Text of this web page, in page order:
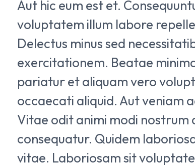
Aut hic eum est et.
voluptatem illum labore
Delectus minus sed
exercitationem. Beatae
pariatur et aliquam vero
occaecati aliquid. Aut veniam
Vitae odit animi modi
consequatur. Quidem
vitae. Laboriosam sit